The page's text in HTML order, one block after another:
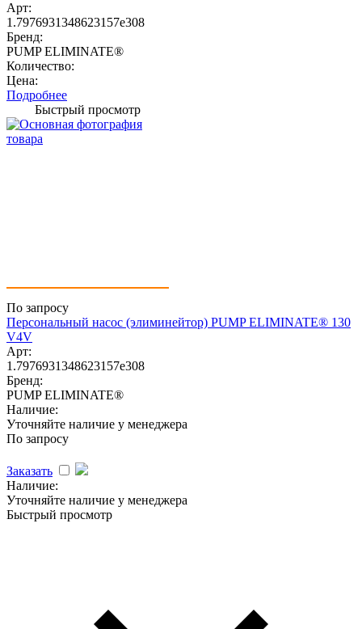
Арт:
1.7976931348623157e308
Бренд:
PUMP ELIMINATE®
Количество:
Цена:
Подробнее
Быстрый просмотр
По запросу
Персональный насос (элиминейтор) PUMP ELIMINATE® 130
V4V
Арт:
1.7976931348623157e308
Бренд:
PUMP ELIMINATE®
Наличие:
Уточняйте наличие у менеджера
По запросу
Заказать
Наличие:
Уточняйте наличие у менеджера
Быстрый просмотр